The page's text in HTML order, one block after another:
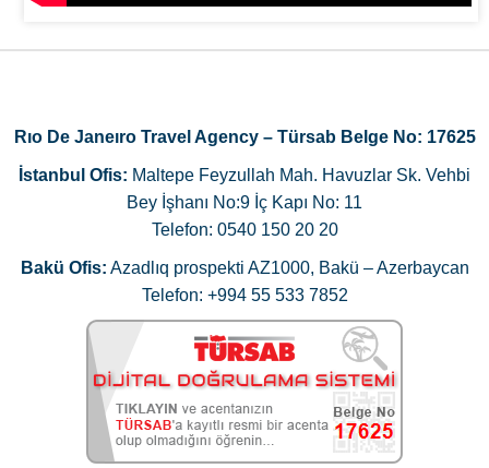
Rıo De Janeıro Travel Agency – Türsab Belge No: 17625
İstanbul Ofis: Maltepe Feyzullah Mah. Havuzlar Sk. Vehbi
Bey İşhanı No:9 İç Kapı No: 11
Telefon: 0540 150 20 20
Bakü Ofis: Azadlıq prospekti AZ1000, Bakü – Azerbaycan
Telefon: +994 55 533 7852